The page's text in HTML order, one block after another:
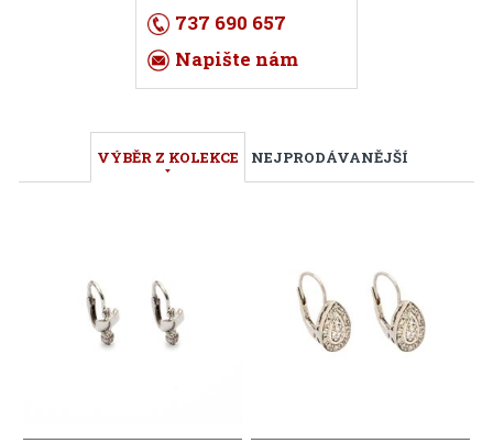
737 690 657
Napište nám
VÝBĚR Z KOLEKCE NEJPRODÁVANĚJŠÍ